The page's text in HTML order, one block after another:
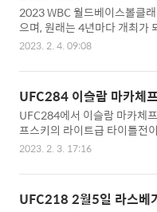
생), 딸 안제인(2015년생) 안
시아에서 국가 대표 쇼트트랙
며, 쇼트트랙 역사상 유일하게
우승기록을 가지고 있는 선
8년 : 7시즌(대한민국 국가대
7시즌(러시아 국가대..
수제한, 중계 등 총정리
2023 WBC 월드베이스볼클
으며, 원래는 4년마다 개최가
정이었던 WBC는 코로나 때문
투구 수 제한 등에 대해 말씀
WBC 일정 1. 조별예선 A조 :
이탈리아, 파나마 B조 : 한국,
C조 : 미국, 멕시코, 콜롬비아,
에르토리코, 베네수엘라, 도
엘, 니카라과 대한민국이 속해
선 경기가 열리게 되며, 한일
될 것 같습니다. 3월 9일(목)
2023. 2. 4. 09:08
UFC284 이슬람 마카체
프스키 라이트급 타이틀전
UFC284에서 이슬람 마카체
프스키의 라이트급 타이틀전
사람의 UFC 랭킹과 전적 및 소
(34세) 국적 : 호주 종합격투
패 체격 : 167cm, 65kg, 리치
C 페더급 타이틀 방어 4회 오
2023. 2. 3. 17:16
UFC218 2월5일 라스베